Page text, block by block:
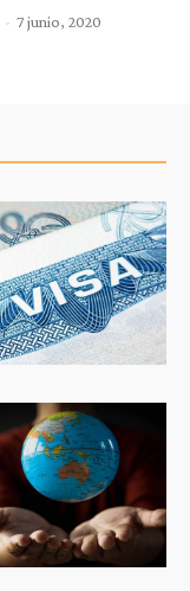
- 7 junio, 2020